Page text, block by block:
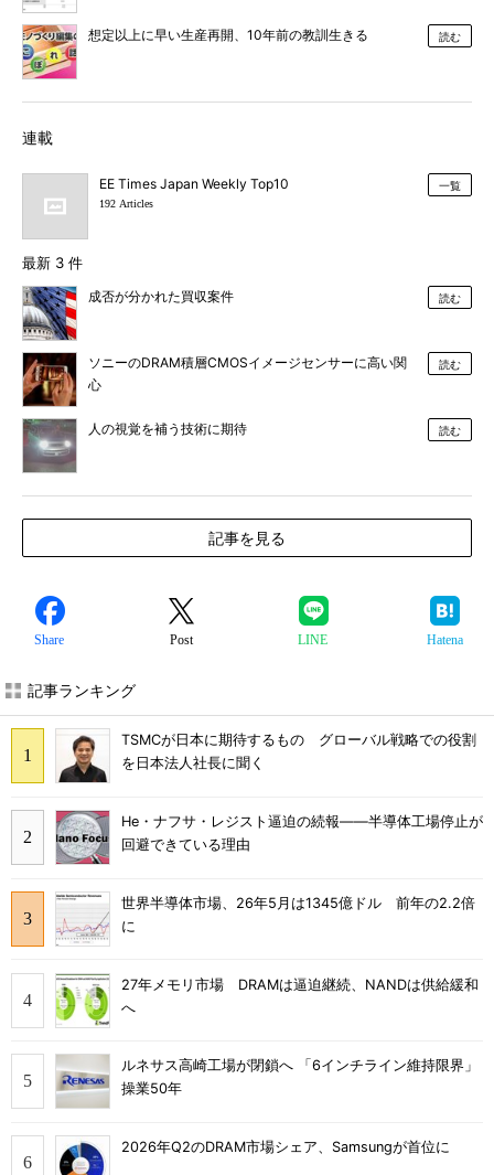
想定以上に早い生産再開、10年前の教訓生きる 読む
連載
EE Times Japan Weekly Top10
192 Articles
一覧
最新 3 件
成否が分かれた買収案件 読む
ソニーのDRAM積層CMOSイメージセンサーに高い関
心
読む
人の視覚を補う技術に期待 読む
記事を見る
Share Post LINE Hatena
記事ランキング
TSMCが日本に期待するもの グローバル戦略での役割
を日本法人社長に聞く
He・ナフサ・レジスト逼迫の続報――半導体工場停止が
回避できている理由
世界半導体市場、26年5月は1345億ドル 前年の2.2倍
に
27年メモリ市場 DRAMは逼迫継続、NANDは供給緩和
へ
ルネサス高崎工場が閉鎖へ 「6インチライン維持限界」
操業50年
2026年Q2のDRAM市場シェア、Samsungが首位に